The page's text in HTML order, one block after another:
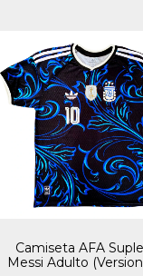
Camiseta AFA
Messi Adulto